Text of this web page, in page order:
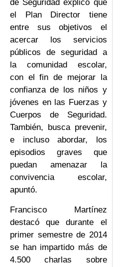
de Seguridad explicó que
el Plan Director tiene
entre sus objetivos el
acercar los servicios
públicos de seguridad a
la comunidad escolar,
con el fin de mejorar la
confianza de los niños y
jóvenes en las Fuerzas y
Cuerpos de Seguridad.
También, busca prevenir,
e incluso abordar, los
episodios graves que
puedan amenazar la
convivencia escolar,
apuntó.
Francisco Martínez
destacó que durante el
primer semestre de 2014
se han impartido más de
4.500 charlas sobre